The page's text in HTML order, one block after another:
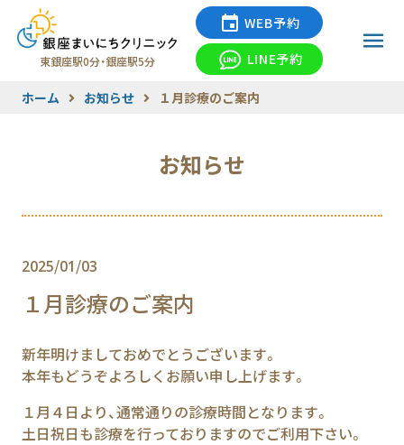
東銀座駅0分・銀座駅5分
WEB予約
LINE予約
ホーム お知らせ １月診療のご案内
お知らせ
2025/01/03
１月診療のご案内
新年明けましておめでとうございます。
本年もどうぞよろしくお願い申し上げます。
１月４日より、通常通りの診療時間となります。
土日祝日も診療を行っておりますのでご利用下さい。